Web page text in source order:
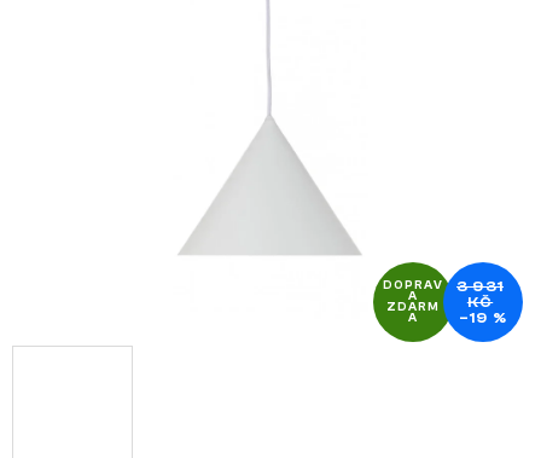
DOPRAV
A
ZDARM
A
3 931
KČ
–19 %